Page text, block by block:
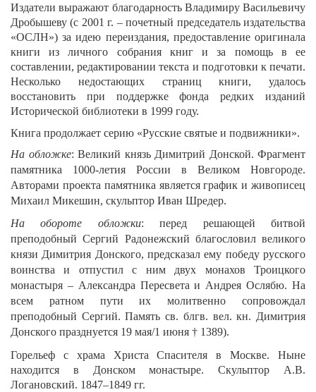
Издатели выражают благодарность Владимиру Васильевичу
Дробышеву (с 2001 г. – почетный председатель издательства
«ОСЛН») за идею переиздания, предоставление оригинала
книги из личного собрания книг и за помощь в ее
составлении, редактировании текста и подготовки к печати.
Несколько недостающих страниц книги, удалось
восстановить при поддержке фонда редких изданий
Исторической библиотеки в 1999 году.
Книга продолжает серию «Русские святые и подвижники».
На обложке: Великий князь Димитрий Донской. Фрагмент
памятника 1000-летия России в Великом Новгороде.
Авторами проекта памятника является график и живописец
Михаил Микешин, скульптор Иван Шредер.
На обороте обложки: перед решающей битвой
преподобный Сергий Радонежский благословил великого
князи Димитрия Донского, предсказал ему победу русского
воинства и отпустил с ним двух монахов Троицкого
монастыря – Александра Пересвета и Андрея Ослябю. На
всем ратном пути их молитвенно сопровождал
преподобный Сергий. Память св. блгв. вел. кн. Димитрия
Донского празднуется 19 мая/1 июня † 1389).
Горельеф с храма Христа Спасителя в Москве. Ныне
находится в Донском монастыре. Скульптор А.В.
Логановский. 1847–1849 гг.